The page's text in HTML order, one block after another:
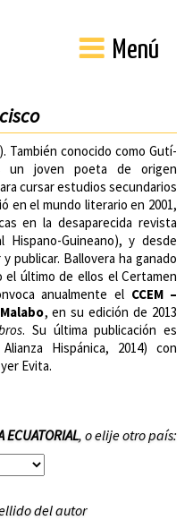
Menú
También conocido como Gutí-
un joven poeta de origen
cursar estudios secundarios
en el mundo literario en 2001,
en la desaparecida revista
Hispano-Guineano), y desde
publicar. Ballovera ha ganado
último de ellos el Certamen
anualmente el CCEM –
, en su edición de 2013
. Su última publicación es
Hispánica, 2014) con
Evita.
ECUATORIAL, o elije otro país:
del autor